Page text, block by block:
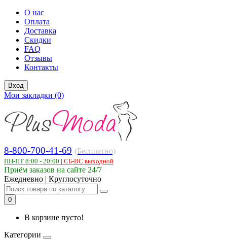
О нас
Оплата
Доставка
Скидки
FAQ
Отзывы
Контакты
Вход
Мои закладки (0)
8-800-700-41-69 (Бесплатно)
ПН-ПТ 8:00 - 20:00 | СБ-ВС выходной
Приём заказов на сайте 24/7
Ежедневно | Круглосуточно
0
В корзине пусто!
Категории